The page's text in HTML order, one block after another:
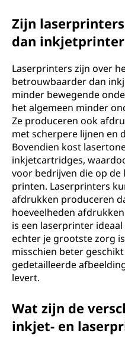
Zijn
dan
Laserprinters zijn over
betrouwbaarder dan
minder bewegende
het algemeen minder
Ze produceren ook
met scherpere lijnen en
Bovendien kost
inkjetcartridges,
voor bedrijven die op
printen. Laserprinters
afdrukken produceren
hoeveelheden
is een laserprinter
echter je grootste zorg
misschien beter
gedetailleerde
levert.
Wat zijn de
inkjet- en